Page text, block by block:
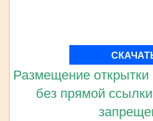
Размещение открытки
без прямой